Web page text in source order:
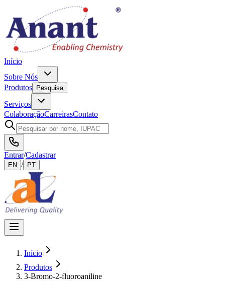
Início
Sobre Nós
Produtos
Pesquisa
Serviços
ColaboraçãoCarreirasContato
Entrar/Cadastrar
EN / PT
Início
Produtos
3-Bromo-2-fluoroaniline